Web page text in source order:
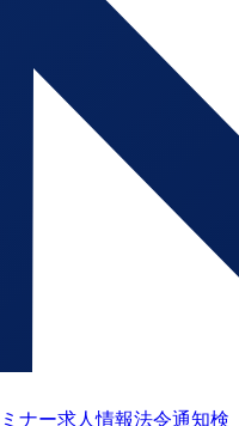
ナー求人情報法令通知検